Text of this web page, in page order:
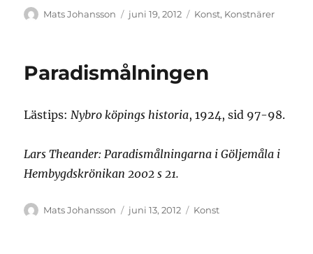
Författare
Mats Johansson
Publicerat
juni 19, 2012 Kategorier
Konst, Konstnärer
Paradismålningen
Lästips: Nybro köpings historia, 1924, sid 97-98.
Lars Theander: Paradismålningarna i Göljemåla i
Hembygdskrönikan 2002 s 21.
Författare
Mats Johansson
Publicerat
juni 13, 2012 Kategorier
Konst